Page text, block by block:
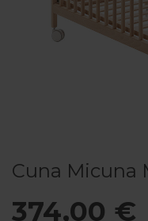
Cuna Micuna
374,00 €